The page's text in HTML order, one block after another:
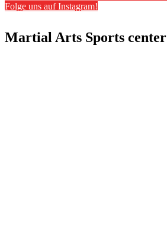
Folge uns auf Instagram!
Martial Arts Sports center